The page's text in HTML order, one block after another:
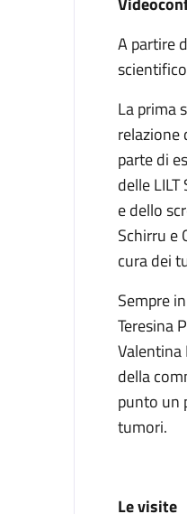
A partire
La prima
relazione
parte di
delle
e dello
Schirru e
cura dei
Sempre
Teresina
Valentina
della
punto un
tumori.
Le visite